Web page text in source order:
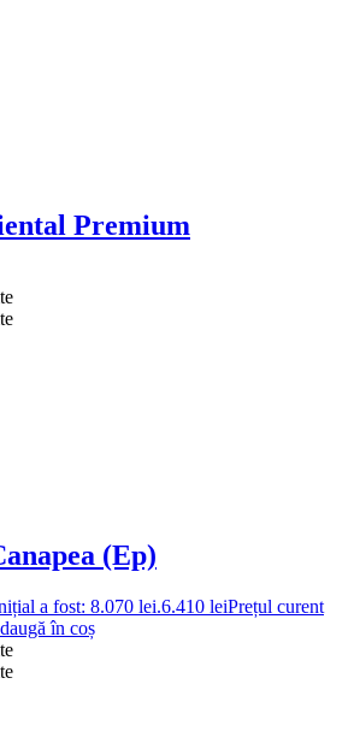
Premium
(Ep)
a fost: 8.070 lei.6.410 leiPrețul curent
în coș